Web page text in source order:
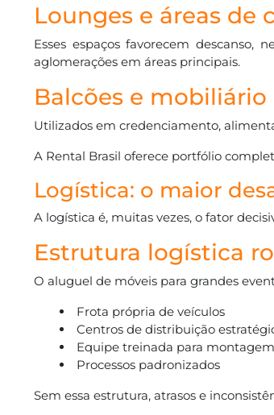
Lounges e áreas de
Esses espaços favorecem
aglomerações em áreas principais.
Balcões e mobiliário
Utilizados em credenciamento,
A Rental Brasil oferece portfólio
Logística: o maior
A logística é, muitas vezes, o fator
Estrutura logística
O aluguel de móveis para grandes
Frota própria de veículos
Centros de distribuição
Equipe treinada para
Processos padronizados
Sem essa estrutura, atrasos e